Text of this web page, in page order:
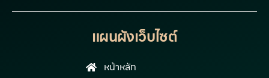
แผนผังเว็บไซต์
หน้าหลัก